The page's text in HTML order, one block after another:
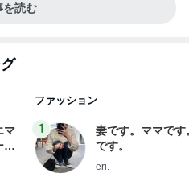
を読む
マ
会
ファッション
1
妻です。ママです
です。
eri.